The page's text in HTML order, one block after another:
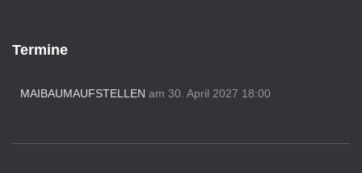
Termine
MAIBAUMAUFSTELLEN am 30. April 2027 18:00